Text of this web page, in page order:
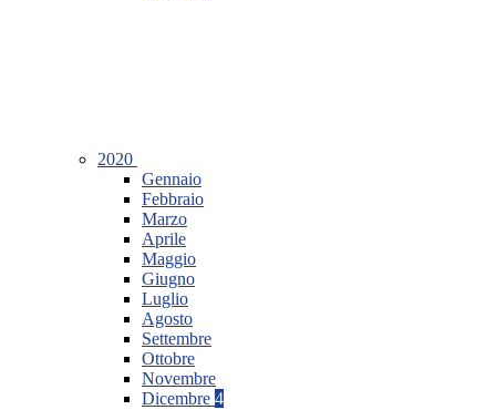
2020
Gennaio
Febbraio
Marzo
Aprile
Maggio
Giugno
Luglio
Agosto
Settembre
Ottobre
Novembre
Dicembre 4